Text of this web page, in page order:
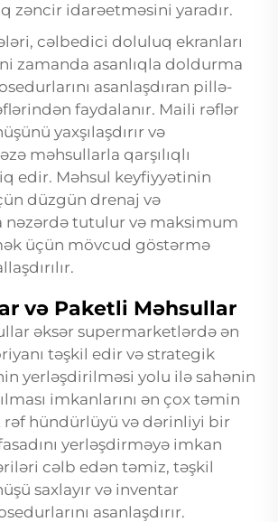
zəncir idarəetməsini yaradır.
cəlbedici doluluq ekranları
zamanda asanlıqla doldurma
asanlaşdıran pillə-
faydalanır. Maili rəflər
yaxşılaşdırır və
məhsullarla qarşılıqlı
edir. Məhsul keyfiyyətinin
düzgün drenaj və
nəzərdə tutulur və maksimum
üçün mövcud göstərmə
və Paketli Məhsullar
əksər supermarketlərdə ən
təşkil edir və strategik
yerləşdirilməsi yolu ilə sahənin
imkanlarını ən çox təmin
rəf hündürlüyü və dərinliyi bir
yerləşdirməyə imkan
cəlb edən təmiz, təşkil
saxlayır və inventar
asanlaşdırır.